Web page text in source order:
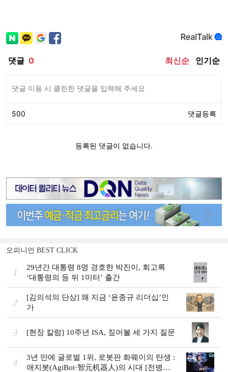
오피니언 BEST CLICK
1
29년간 대통령 8명 경호한 박진이, 회고록
‘대통령의 등 뒤 1미터’ 출간
2
[김의석의 단상] 왜 지금 ‘윤종규 리더십’인
가
3 [현장 칼럼] 10주년 ISA, 짚어볼 세 가지 질문
4
3년 만에 글로벌 1위, 로봇판 화웨이의 탄생 :
애지봇(AgiBot·智元机器人)의 시대 [전병서